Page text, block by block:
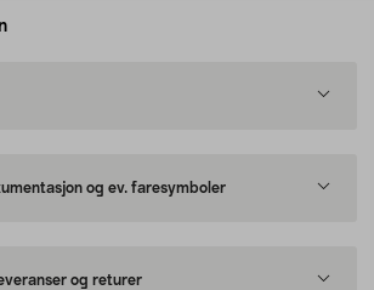
og ev. faresymboler
og returer